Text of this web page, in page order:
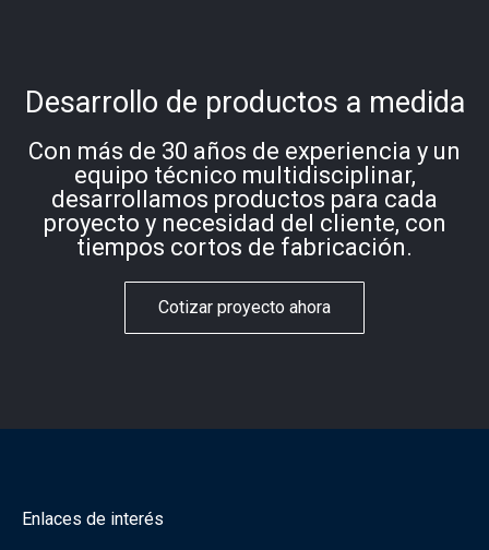
Desarrollo de productos a medida
Con más de 30 años de experiencia y un
equipo técnico multidisciplinar,
desarrollamos productos para cada
proyecto y necesidad del cliente, con
tiempos cortos de fabricación.
Cotizar proyecto ahora
Enlaces de interés